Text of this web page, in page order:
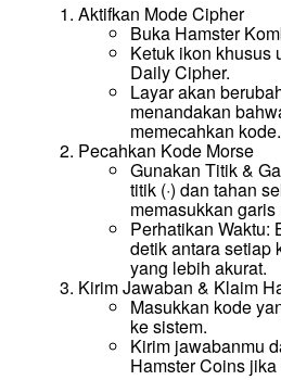
Aktifkan Mode Cipher
Buka Hamster
Ketuk ikon khusus
Daily Cipher.
Layar akan
menandakan
memecahkan kode.
Pecahkan Kode Morse
Gunakan Titik &
titik (·) dan tahan
memasukkan garis
Perhatikan Waktu:
detik antara setiap
yang lebih akurat.
Kirim Jawaban & Klaim
Masukkan kode
ke sistem.
Kirim jawabanmu
Hamster Coins jika